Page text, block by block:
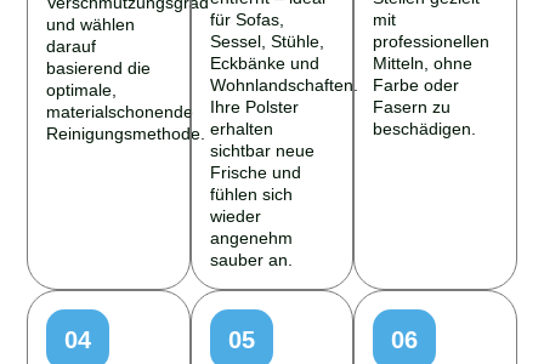
und wählen
darauf
basierend die
optimale,
materialschonende
Reinigungsmethode.
für Sofas,
Sessel, Stühle,
Eckbänke und
Wohnlandschaften.
Ihre Polster
erhalten
sichtbar neue
Frische und
fühlen sich
wieder
angenehm
sauber an.
mit
professionellen
Mitteln, ohne
Farbe oder
Fasern zu
beschädigen.
04
05
06